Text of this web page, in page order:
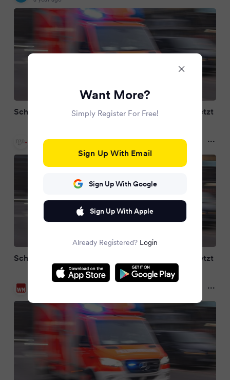
Schulbus macht Vollbremsung – fünf Kinder verletzt
Remscheider General-Anzeiger
a year ago
Schulbus macht Vollbremsung – fünf Kinder verletzt
Want More?
Simply Register For Free!
Sign Up With Email
Sign Up With Google
Sign Up With Apple
Already Registered? Login